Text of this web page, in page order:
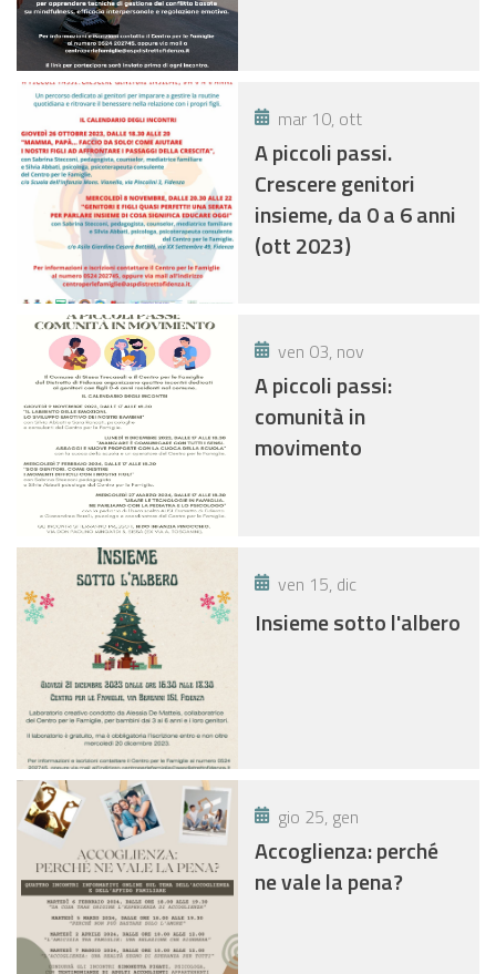
mar 10, ott
A piccoli passi.
Crescere genitori
insieme, da 0 a 6 anni
(ott 2023)
ven 03, nov
A piccoli passi:
comunità in
movimento
ven 15, dic
Insieme sotto l'albero
gio 25, gen
Accoglienza: perché
ne vale la pena?